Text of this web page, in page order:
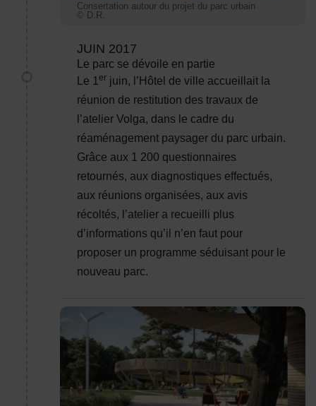
Consertation autour du projet du parc urbain
© D.R.
JUIN 2017
Le parc se dévoile en partie
Le 1 er juin, l’Hôtel de ville accueillait la
réunion de restitution des travaux de
l’atelier Volga, dans le cadre du
réaménagement paysager du parc urbain.
Grâce aux 1 200 questionnaires
retournés, aux diagnostiques effectués,
aux réunions organisées, aux avis
récoltés, l’atelier a recueilli plus
d’informations qu’il n’en faut pour
proposer un programme séduisant pour le
nouveau parc.
Au cœur du parc, une grande structure en bois en